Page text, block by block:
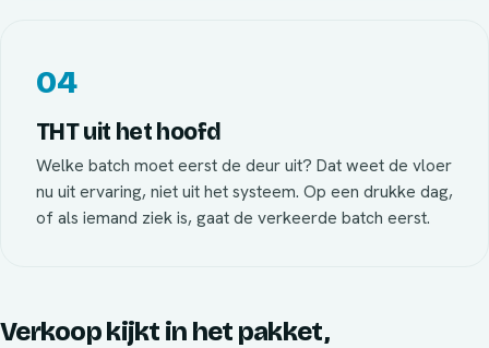
04
THT uit het hoofd
Welke batch moet eerst de deur uit? Dat weet de vloer
nu uit ervaring, niet uit het systeem. Op een drukke dag,
of als iemand ziek is, gaat de verkeerde batch eerst.
Verkoop kijkt in het pakket,